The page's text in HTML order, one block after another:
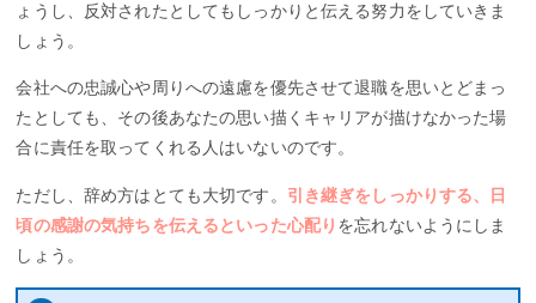
ょうし、反対されたとしてもしっかりと伝える努力をしていきま
しょう。
会社への忠誠心や周りへの遠慮を優先させて退職を思いとどまっ
たとしても、その後あなたの思い描くキャリアが描けなかった場
合に責任を取ってくれる人はいないのです。
ただし、辞め方はとても大切です。 引き継ぎをしっかりする、日
頃の感謝の気持ちを伝えるといった心配り を忘れないようにしま
しょう。